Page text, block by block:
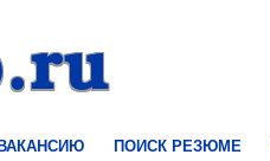
ПОИСК РЕЗЮМЕ